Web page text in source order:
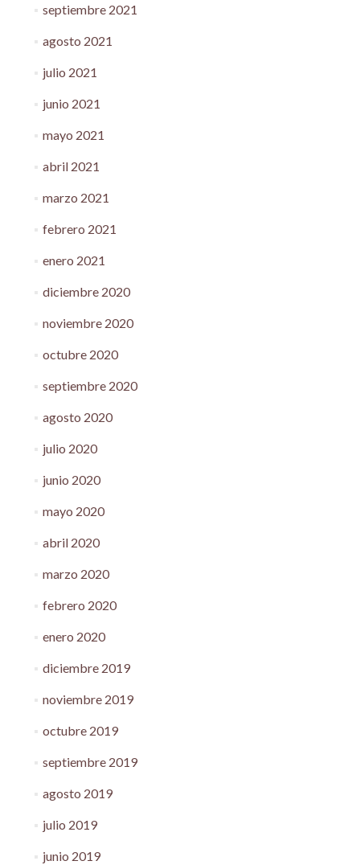
septiembre 2021
agosto 2021
julio 2021
junio 2021
mayo 2021
abril 2021
marzo 2021
febrero 2021
enero 2021
diciembre 2020
noviembre 2020
octubre 2020
septiembre 2020
agosto 2020
julio 2020
junio 2020
mayo 2020
abril 2020
marzo 2020
febrero 2020
enero 2020
diciembre 2019
noviembre 2019
octubre 2019
septiembre 2019
agosto 2019
julio 2019
junio 2019